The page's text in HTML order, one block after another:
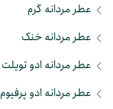
عطر مردانه گرم
عطر مردانه خنک
عطر مردانه ادو تویلت
عطر مردانه ادو پرفیوم